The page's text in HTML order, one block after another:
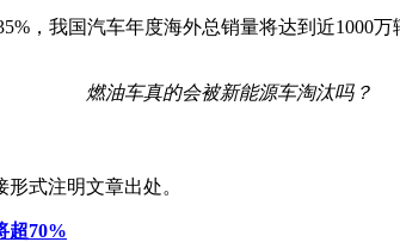
，我国汽车年度海外总销量将达到近1000
燃油车真的会被新能源车淘汰吗？
式注明文章出处。
超70%